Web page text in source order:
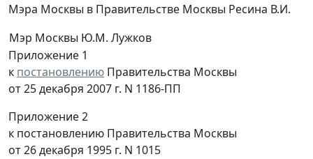
Мэра Москвы в Правительстве Москвы Ресина В.И.
Мэр Москвы Ю.М. Лужков
Приложение 1
к постановлению Правительства Москвы
от 25 декабря 2007 г. N 1186-ПП
Приложение 2
к постановлению Правительства Москвы
от 26 декабря 1995 г. N 1015